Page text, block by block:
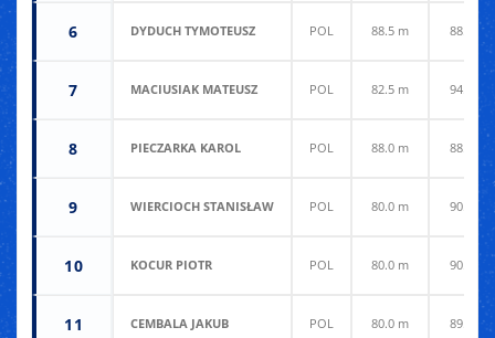
6 DYDUCH TYMOTEUSZ POL 88.5 m 88.5 m
7 MACIUSIAK MATEUSZ POL 82.5 m 94.5 m
8 PIECZARKA KAROL POL 88.0 m 88.0 m
9 WIERCIOCH STANISŁAW POL 80.0 m 90.5 m
10 KOCUR PIOTR POL 80.0 m 90.0 m
11 CEMBALA JAKUB POL 80.0 m 89.5 m